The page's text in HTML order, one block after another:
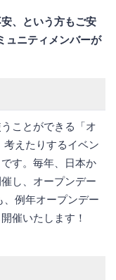
、という方もご安
ニティメンバーが
ことができる「オ
えたりするイベン
す。毎年、日本か
し、オープンデー
例年オープンデー
催いたします！